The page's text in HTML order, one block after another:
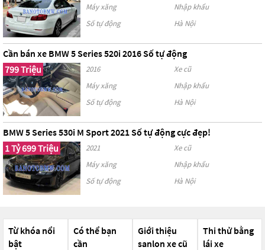
Máy xăng
Nhập khẩu
Số tự động
Hà Nội
Cần bán xe BMW 5 Series 520i 2016 Số tự động
799 Triệu
2016
Xe cũ
Máy xăng
Nhập khẩu
Số tự động
Hà Nội
BMW 5 Series 530i M Sport 2021 Số tự động cực đẹp!
1 Tỷ 699 Triệu
2021
Xe cũ
Máy xăng
Nhập khẩu
Số tự động
Hà Nội
Từ khóa nổi
bật
Có thể bạn
cần
Giới thiệu
sanlon xe cũ
Thi thử bằng
lái xe